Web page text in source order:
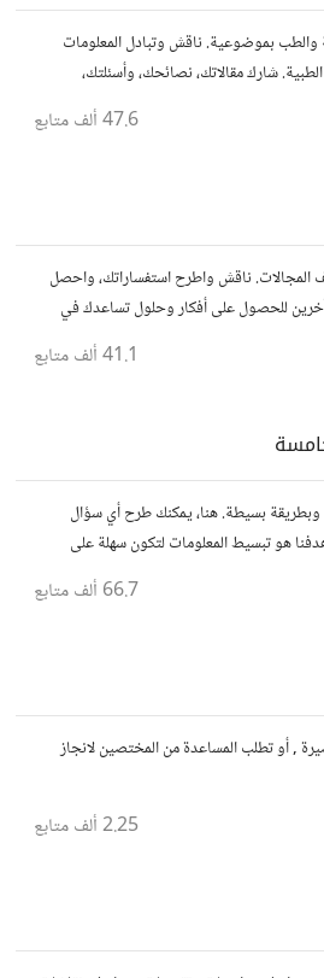
بموضوعية. ناقش وتبادل المعلومات
شارك مقالاتك، نصائحك، وأسئلتك،
47.6 ألف متابع
ناقش واطرح استفساراتك، واحصل
للحصول على أفكار وحلول تساعدك في
41.1 ألف متابع
بسيطة. هنا، يمكنك طرح أي سؤال
هو تبسيط المعلومات لتكون سهلة على
66.7 ألف متابع
, أو تطلب المساعدة من المختصين لانجاز
2.25 ألف متابع